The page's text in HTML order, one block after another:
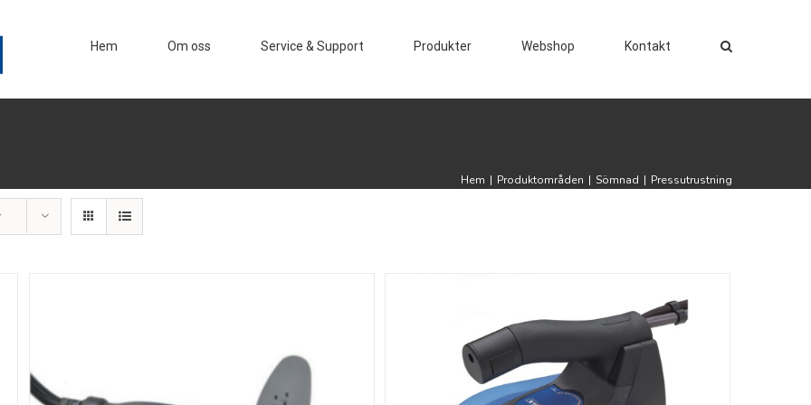
Hem Om oss Service & Support Produkter Webshop Kontakt
Hem | Produktområden | Sömnad | Pressutrustning